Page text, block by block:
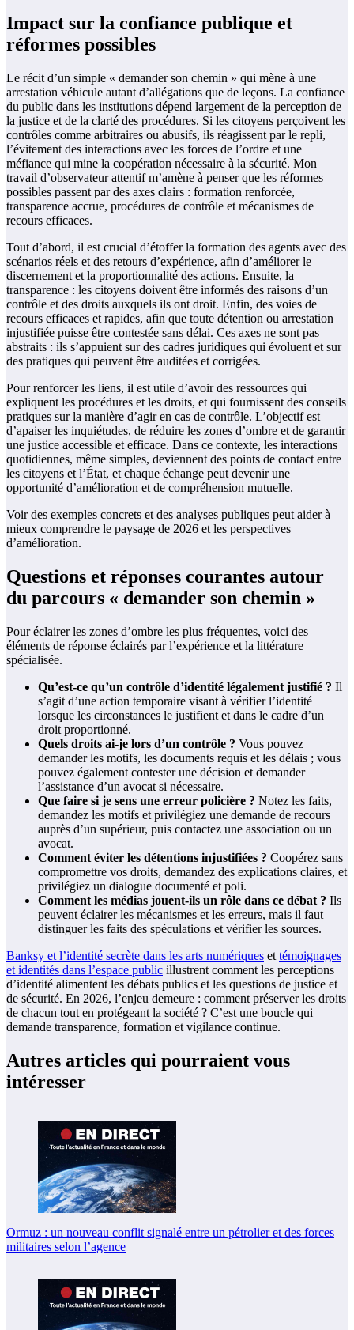
Impact sur la confiance publique et
réformes possibles
Le récit d’un simple « demander son chemin » qui mène à une
arrestation véhicule autant d’allégations que de leçons. La confiance
du public dans les institutions dépend largement de la perception de
la justice et de la clarté des procédures. Si les citoyens perçoivent les
contrôles comme arbitraires ou abusifs, ils réagissent par le repli,
l’évitement des interactions avec les forces de l’ordre et une
méfiance qui mine la coopération nécessaire à la sécurité. Mon
travail d’observateur attentif m’amène à penser que les réformes
possibles passent par des axes clairs : formation renforcée,
transparence accrue, procédures de contrôle et mécanismes de
recours efficaces.
Tout d’abord, il est crucial d’étoffer la formation des agents avec des
scénarios réels et des retours d’expérience, afin d’améliorer le
discernement et la proportionnalité des actions. Ensuite, la
transparence : les citoyens doivent être informés des raisons d’un
contrôle et des droits auxquels ils ont droit. Enfin, des voies de
recours efficaces et rapides, afin que toute détention ou arrestation
injustifiée puisse être contestée sans délai. Ces axes ne sont pas
abstraits : ils s’appuient sur des cadres juridiques qui évoluent et sur
des pratiques qui peuvent être auditées et corrigées.
Pour renforcer les liens, il est utile d’avoir des ressources qui
expliquent les procédures et les droits, et qui fournissent des conseils
pratiques sur la manière d’agir en cas de contrôle. L’objectif est
d’apaiser les inquiétudes, de réduire les zones d’ombre et de garantir
une justice accessible et efficace. Dans ce contexte, les interactions
quotidiennes, même simples, deviennent des points de contact entre
les citoyens et l’État, et chaque échange peut devenir une
opportunité d’amélioration et de compréhension mutuelle.
Voir des exemples concrets et des analyses publiques peut aider à
mieux comprendre le paysage de 2026 et les perspectives
d’amélioration.
Questions et réponses courantes autour
du parcours « demander son chemin »
Pour éclairer les zones d’ombre les plus fréquentes, voici des
éléments de réponse éclairés par l’expérience et la littérature
spécialisée.
Qu’est‑ce qu’un contrôle d’identité légalement justifié ? Il
s’agit d’une action temporaire visant à vérifier l’identité
lorsque les circonstances le justifient et dans le cadre d’un
droit proportionné.
Quels droits ai‑je lors d’un contrôle ? Vous pouvez
demander les motifs, les documents requis et les délais ; vous
pouvez également contester une décision et demander
l’assistance d’un avocat si nécessaire.
Que faire si je sens une erreur policière ? Notez les faits,
demandez les motifs et privilégiez une demande de recours
auprès d’un supérieur, puis contactez une association ou un
avocat.
Comment éviter les détentions injustifiées ? Coopérez sans
compromettre vos droits, demandez des explications claires, et
privilégiez un dialogue documenté et poli.
Comment les médias jouent-ils un rôle dans ce débat ? Ils
peuvent éclairer les mécanismes et les erreurs, mais il faut
distinguer les faits des spéculations et vérifier les sources.
Banksy et l’identité secrète dans les arts numériques et témoignages
et identités dans l’espace public illustrent comment les perceptions
d’identité alimentent les débats publics et les questions de justice et
de sécurité. En 2026, l’enjeu demeure : comment préserver les droits
de chacun tout en protégeant la société ? C’est une boucle qui
demande transparence, formation et vigilance continue.
Autres articles qui pourraient vous
intéresser
Ormuz : un nouveau conflit signalé entre un pétrolier et des forces
militaires selon l’agence